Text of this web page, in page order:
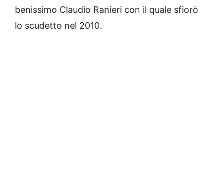
benissimo Claudio Ranieri con il quale sfiorò
lo scudetto nel 2010.